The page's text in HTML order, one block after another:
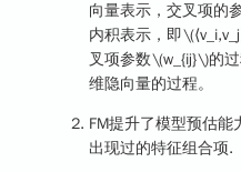
向量表示，交叉项的
内积表示，即
叉项参数\(w_{ij}\)的
维隐向量的过程。
FM提升了模型预估
出现过的特征组合项.